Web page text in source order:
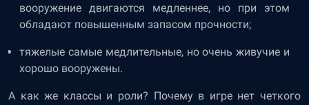
вооружение двигаются медленнее, но при этом
обладают повышенным запасом прочности;
тяжелые самые медлительные, но очень живучие и
хорошо вооружены.
А как же классы и роли? Почему в игре нет четкого